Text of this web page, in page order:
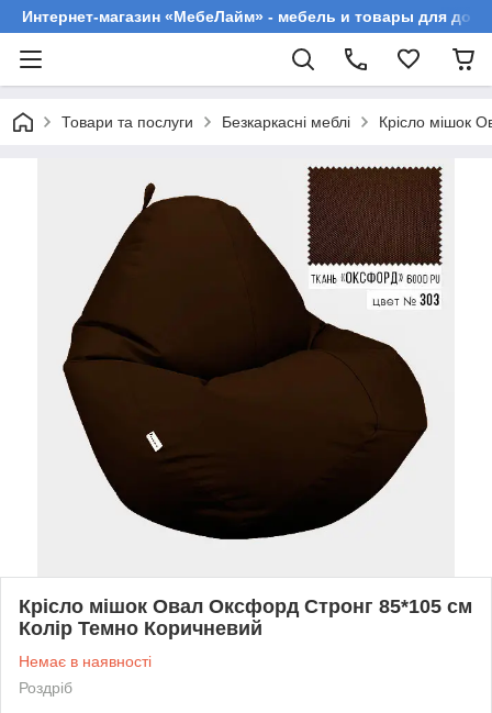
Интернет-магазин «МебеЛайм» - мебель и товары для
Товари та послуги Безкаркасні меблі Крісло мішок
Крісло мішок Овал Оксфорд Стронг 85*105 см
Колір Темно Коричневий
Немає в наявності
Роздріб